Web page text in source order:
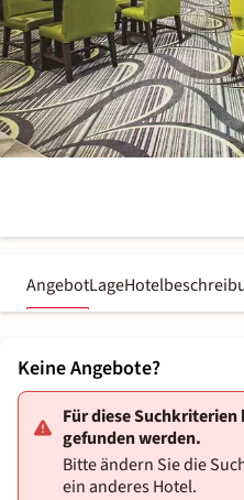
AngebotLage
Keine Angebote?
Für diese
gefunden werden.
Bitte ändern Sie die
ein anderes Hotel.